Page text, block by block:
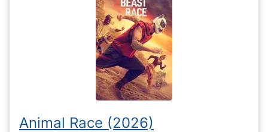
Animal Race (2026)